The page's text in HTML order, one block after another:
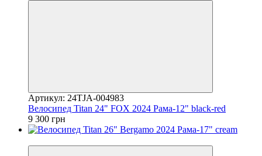
Артикул: 24TJA-004983
Велосипед Titan 24" FOX 2024 Рама-12" black-red
9 300 грн